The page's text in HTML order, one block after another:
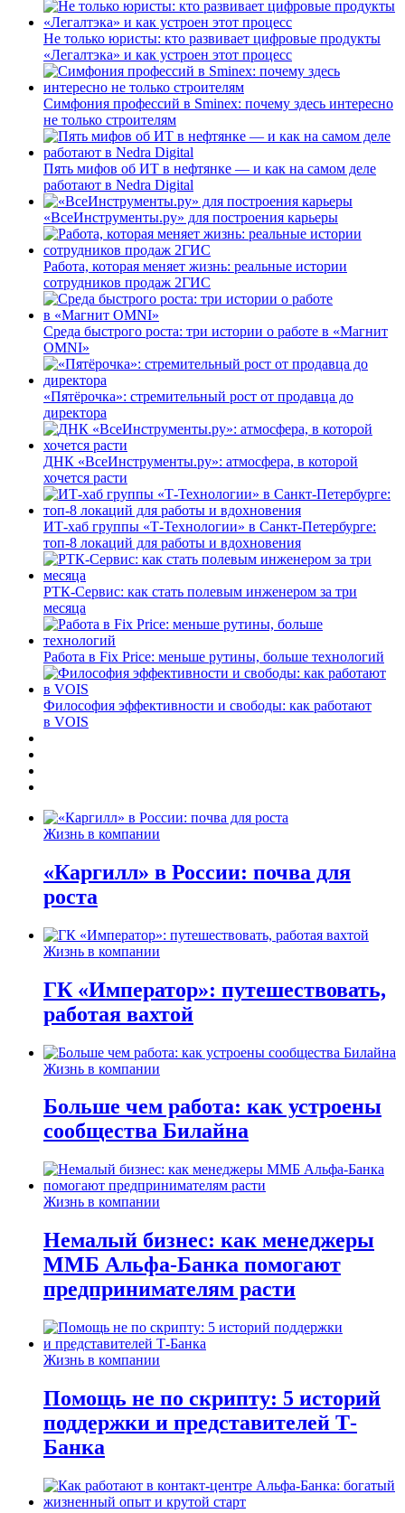
Не только юристы: кто развивает цифровые продукты
«Легалтэка» и как устроен этот процесс
Симфония профессий в Sminex: почему здесь интересно
не только строителям
Пять мифов об ИТ в нефтянке — и как на самом деле
работают в Nedra Digital
«ВсеИнструменты.ру» для построения карьеры
Работа, которая меняет жизнь: реальные истории
сотрудников продаж 2ГИС
Среда быстрого роста: три истории о работе в «Магнит
OMNI»
«Пятёрочка»: стремительный рост от продавца до
директора
ДНК «ВсеИнструменты.ру»: атмосфера, в которой
хочется расти
ИТ-хаб группы «Т-Технологии» в Санкт-Петербурге:
топ-8 локаций для работы и вдохновения
РТК-Сервис: как стать полевым инженером за три
месяца
Работа в Fix Price: меньше рутины, больше технологий
Философия эффективности и свободы: как работают
в VOIS
Жизнь в компании
«Каргилл» в России: почва для
роста
Жизнь в компании
ГК «Император»: путешествовать,
работая вахтой
Жизнь в компании
Больше чем работа: как устроены
сообщества Билайна
Жизнь в компании
Немалый бизнес: как менеджеры
ММБ Альфа-Банка помогают
предпринимателям расти
Жизнь в компании
Помощь не по скрипту: 5 историй
поддержки и представителей Т-
Банка